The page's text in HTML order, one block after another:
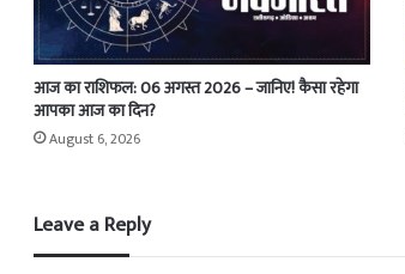
आज का राशिफल: 06 अगस्त 2026 – जानिए! कैसा रहेगा
आपका आज का दिन?
August 6, 2026
Leave a Reply